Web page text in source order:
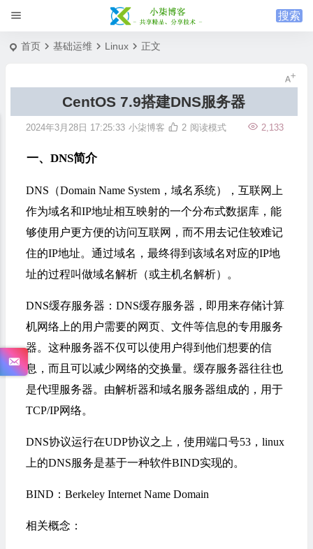
首页 基础运维 Linux 正文
CentOS 7.9搭建DNS服务器
2024年3月28日 17:25:33 小柒博客 2,133
2 阅读模式
一、DNS简介
DNS（Domain Name System，域名系统），互联网上
作为域名和IP地址相互映射的一个分布式数据库，能
够使用户更方便的访问互联网，而不用去记住较难记
住的IP地址。通过域名，最终得到该域名对应的IP地
址的过程叫做域名解析（或主机名解析）。
DNS缓存服务器：DNS缓存服务器，即用来存储计算
机网络上的用户需要的网页、文件等信息的专用服务
器。这种服务器不仅可以使用户得到他们想要的信
息，而且可以减少网络的交换量。缓存服务器往往也
是代理服务器。由解析器和域名服务器组成的，用于
TCP/IP网络。
DNS协议运行在UDP协议之上，使用端口号53，linux
上的DNS服务是基于一种软件BIND实现的。
BIND：Berkeley Internet Name Domain
相关概念：